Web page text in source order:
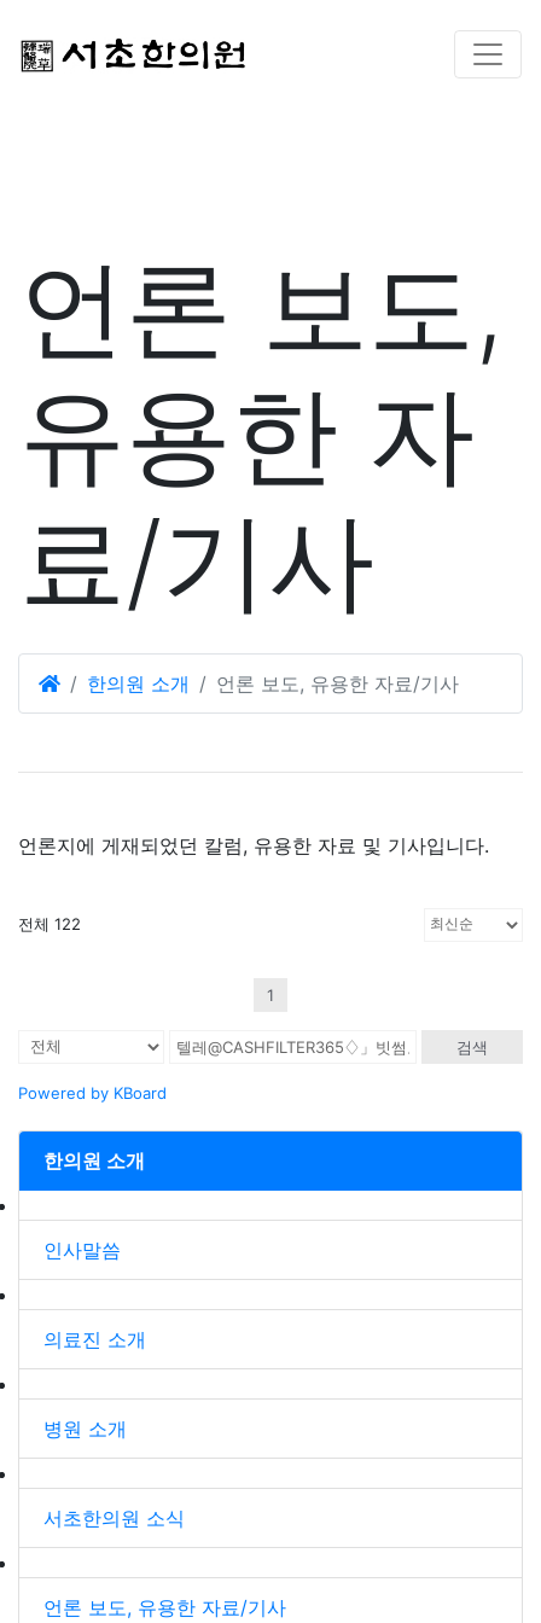
언론 보도,
유용한 자
료/기사
한의원 소개
인사말씀
의료진 소개
병원 소개
서초한의원 소식
언론 보도, 유용한 자료/기사
한의원 소개 언론 보도, 유용한 자료/기사
언론지에 게재되었던 칼럼, 유용한 자료 및 기사입니다.
전체 122
1
검색
Powered by KBoard